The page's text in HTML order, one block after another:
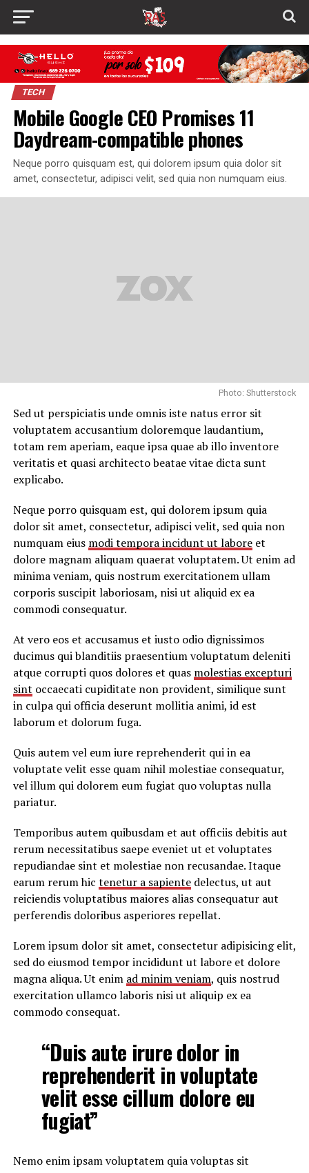
TECH
Mobile Google CEO Promises 11
Daydream-compatible phones
Neque porro quisquam est, qui dolorem ipsum quia dolor sit
amet, consectetur, adipisci velit, sed quia non numquam eius.
Photo: Shutterstock
Sed ut perspiciatis unde omnis iste natus error sit
voluptatem accusantium doloremque laudantium,
totam rem aperiam, eaque ipsa quae ab illo inventore
veritatis et quasi architecto beatae vitae dicta sunt
explicabo.
Neque porro quisquam est, qui dolorem ipsum quia
dolor sit amet, consectetur, adipisci velit, sed quia non
numquam eius modi tempora incidunt ut laboreet
dolore magnam aliquam quaerat voluptatem. Ut enim ad
minima veniam, quis nostrum exercitationem ullam
corporis suscipit laboriosam, nisi ut aliquid ex ea
commodi consequatur.
At vero eos et accusamus et iusto odio dignissimos
ducimus qui blanditiis praesentium voluptatum deleniti
atque corrupti quos dolores et quas molestias excepturi
sint occaecati cupiditate non provident, similique sunt
in culpa qui officia deserunt mollitia animi, id est
laborum et dolorum fuga.
Quis autem vel eum iure reprehenderit qui in ea
voluptate velit esse quam nihil molestiae consequatur,
vel illum qui dolorem eum fugiat quo voluptas nulla
pariatur.
Temporibus autem quibusdam et aut officiis debitis aut
rerum necessitatibus saepe eveniet ut et voluptates
repudiandae sint et molestiae non recusandae. Itaque
earum rerum hic tenetur a sapientedelectus, ut aut
reiciendis voluptatibus maiores alias consequatur aut
perferendis doloribus asperiores repellat.
Lorem ipsum dolor sit amet, consectetur adipisicing elit,
sed do eiusmod tempor incididunt ut labore et dolore
magna aliqua. Ut enim ad minim veniam, quis nostrud
exercitation ullamco laboris nisi ut aliquip ex ea
commodo consequat.
“Duis aute irure dolor in
reprehenderit in voluptate
velit esse cillum dolore eu
fugiat”
Nemo enim ipsam voluptatem quia voluptas sit